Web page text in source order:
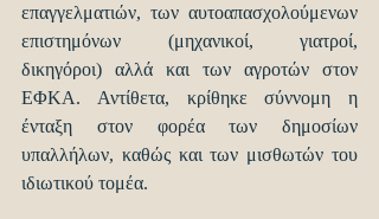
επαγγελματιών, των αυτοαπασχολούμενων
επιστημόνων (μηχανικοί, γιατροί,
δικηγόροι) αλλά και των αγροτών στον
ΕΦΚΑ. Αντίθετα, κρίθηκε σύννομη η
ένταξη στον φορέα των δημοσίων
υπαλλήλων, καθώς και των μισθωτών του
ιδιωτικού τομέα.